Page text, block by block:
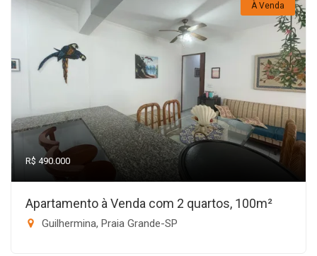
À Venda
R$ 490.000
Apartamento à Venda com 2 quartos, 100m²
Guilhermina, Praia Grande-SP